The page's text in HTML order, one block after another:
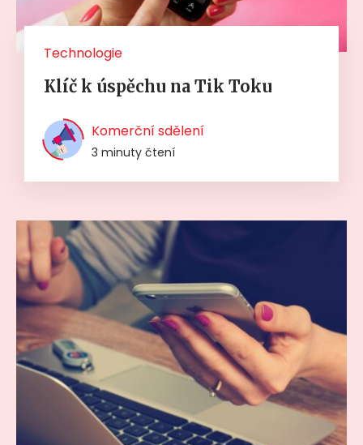
Technologie
Klíč k úspěchu na Tik Toku
Komerční sdělení
3 minuty čtení